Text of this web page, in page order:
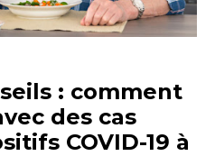
: comment
des cas
COVID-19 à